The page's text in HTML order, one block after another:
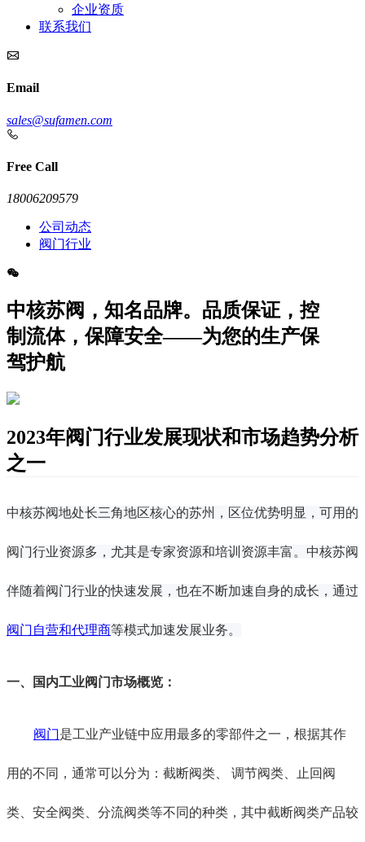
企业资质
联系我们
Email
sales@sufamen.com
Free Call
18006209579
公司动态
阀门行业
中核苏阀，知名品牌。品质保证，控
制流体，保障安全——为您的生产保
驾护航
2023年阀门行业发展现状和市场趋势分析
之一
中核苏阀地处长三角地区核心的苏州，区位优势明显，可用的
阀门行业资源多，尤其是专家资源和培训资源丰富。中核苏阀
伴随着阀门行业的快速发展，也在不断加速自身的成长，通过
阀门自营和代理商等模式加速发展业务。
一、国内工业阀门市场概览 ：
阀门是工业产业链中应用最多的零部件之一 ， 根据其作
用 的不同，通常可以分为 ： 截断阀类、 调节阀类、止回阀
类、安全阀类、分流阀类等不同的种类 ，其中截断阀类产品较